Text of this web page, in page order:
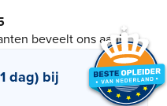
beveelt ons aan!
dag) bij